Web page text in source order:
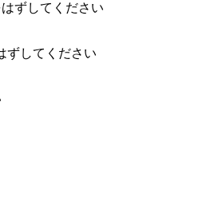
ずしてください
ずしてください